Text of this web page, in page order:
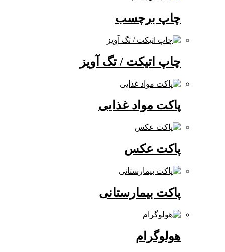
چاپ برچسب
چاپ اتیکت / تگ آویز
پاکت مواد غذایی
پاکت عکس
پاکت بیمارستانی
هولوگرام